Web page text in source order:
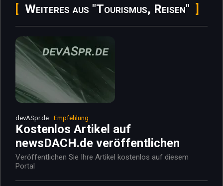
Weiteres aus "Tourismus, Reisen"
devASpr.de Empfehlung
Kostenlos Artikel auf
newsDACH.de veröffentlichen
Veröffentlichen Sie Ihre Artikel kostenlos auf diesem
Portal